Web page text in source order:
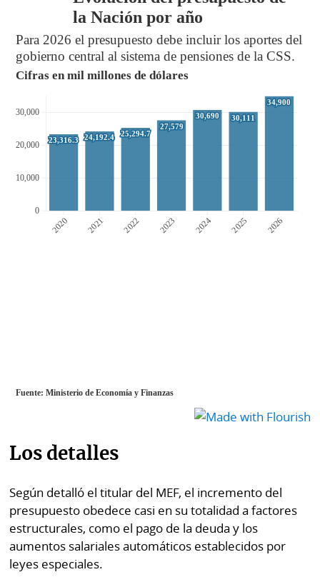
Los detalles
Según detalló el titular del MEF, el incremento del
presupuesto obedece casi en su totalidad a factores
estructurales, como el pago de la deuda y los
aumentos salariales automáticos establecidos por
leyes especiales.